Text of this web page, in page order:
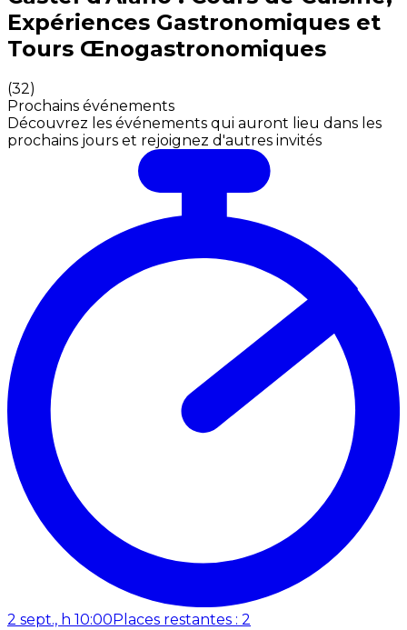
Expériences Gastronomiques et
Tours Œnogastronomiques
(32)
Prochains événements
Découvrez les événements qui auront lieu dans les
prochains jours et rejoignez d'autres invités
2 sept., h 10:00 Places restantes : 2